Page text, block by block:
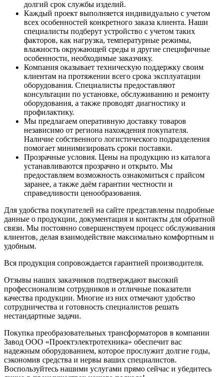
долгий срок службы изделий.
Каждый проект выполняется индивидуально с учетом
всех особенностей конкретного заказа клиента. Наши
специалисты подберут устройство с учетом таких
факторов, как нагрузка, температурные режимы,
влажность окружающей среды и другие специфичные
особенности, необходимые заказчику.
Компания оказывает техническую поддержку своим
клиентам на протяжении всего срока эксплуатации
оборудования. Специалисты предоставляют
консультации по установке, обслуживанию и ремонту
оборудования, а также проводят диагностику и
профилактику.
Мы предлагаем оперативную доставку товаров
независимо от региона нахождения покупателя.
Наличие собственного логистического подразделения
помогает минимизировать сроки поставки.
Прозрачные условия. Цены на продукцию из каталога
устанавливаются прозрачно и открыто. Мы
предоставляем возможность ознакомиться с прайсом
заранее, а также даём гарантии честности и
справедливости ценообразования.
Для удобства покупателей на сайте представлены подробные
данные о продукции, документация и контакты для обратной
связи. Мы постоянно совершенствуем процесс обслуживания
клиентов, делая взаимодействие максимально комфортным и
удобным.
Вся продукция сопровождается гарантией производителя.
Отзывы наших заказчиков подтверждают высокий
профессионализм сотрудников и отличные показатели
качества продукции. Многие из них отмечают удобство
сотрудничества и готовность специалистов решать
нестандартные задачи.
Покупка преобразовательных трансформаторов в компании
Завод ООО «Проектэлектротехника» обеспечит вас
надежным оборудованием, которое прослужит долгие годы,
сэкономив средства и нервы ваших специалистов.
Воспользуйтесь нашими услугами прямо сейчас и убедитесь